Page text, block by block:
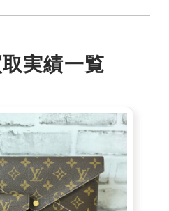
取実績一覧